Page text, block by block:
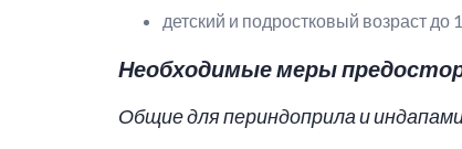
детский и подростковый возраст до
Необходимые меры
Общие для периндоприла и